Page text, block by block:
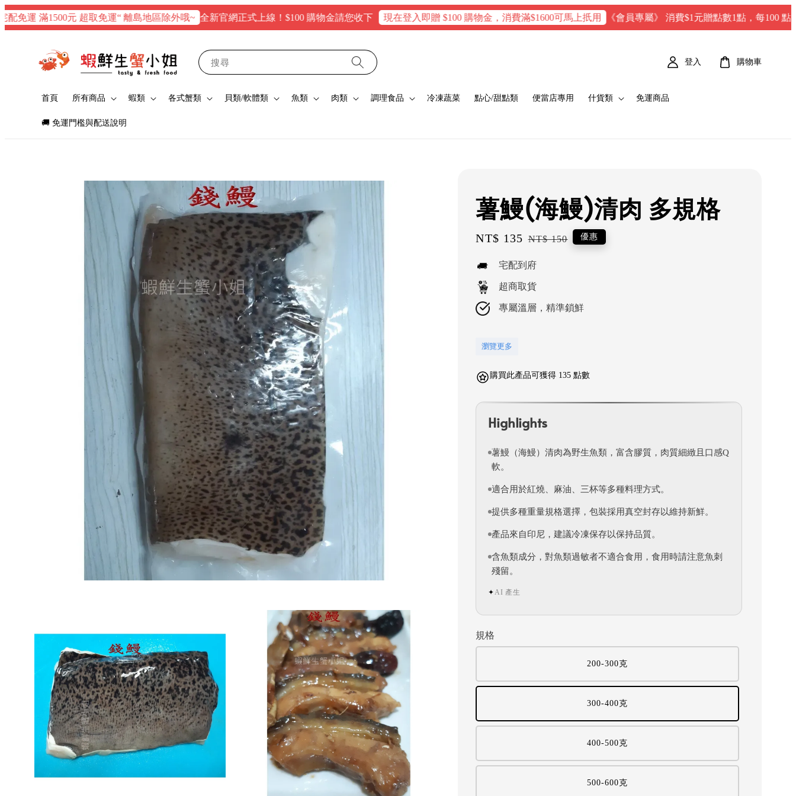
滿1500元 超取免運“ 離島地區除外哦~ 全新官網正式上線！$100 購物金請您收下 現在登入即贈 $100 購物金，消費滿$1600可馬上扺用 《會員專屬》 消費$1元贈點數1點，每100 點 = 1 元
搜尋
首頁 所有商品 蝦類 各式蟹類 貝類/軟體類 魚類 肉類 調理食品 冷凍蔬菜 點心/甜點類 便當店專用 什貨類 免運商品
🚚 免運門檻與配送說明
登入 購物車
薯鰻(海鰻)清肉 多規格
Sale
NT$ 135 Regular
NT$ 150 優惠
宅配到府
超商取貨
專屬溫層，精準鎖鮮
瀏覽更多
購買此產品可獲得 135 點數
Highlights
薯鰻（海鰻）清肉為野生魚類，富含膠質，肉質細緻且口感Q
軟。
適合用於紅燒、麻油、三杯等多種料理方式。
提供多種重量規格選擇，包裝採用真空封存以維持新鮮。
產品來自印尼，建議冷凍保存以保持品質。
含魚類成分，對魚類過敏者不適合食用，食用時請注意魚刺
殘留。
✦ AI 產生
規格
200-300克
300-400克
400-500克
500-600克